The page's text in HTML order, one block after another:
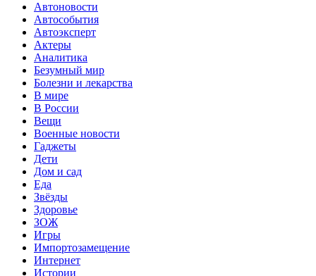
Автоновости
Автособытия
Автоэксперт
Актеры
Аналитика
Безумный мир
Болезни и лекарства
В мире
В России
Вещи
Военные новости
Гаджеты
Дети
Дом и сад
Еда
Звёзды
Здоровье
ЗОЖ
Игры
Импортозамещение
Интернет
Истории